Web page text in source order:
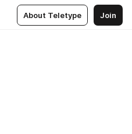
About Teletype Join